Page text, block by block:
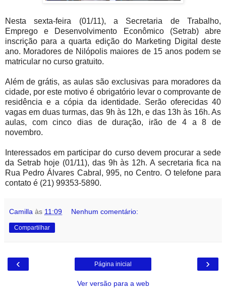
Nesta sexta-feira (01/11), a Secretaria de Trabalho,
Emprego e Desenvolvimento Econômico (Setrab) abre
inscrição para a quarta edição do Marketing Digital deste
ano. Moradores de Nilópolis maiores de 15 anos podem se
matricular no curso gratuito.
Além de grátis, as aulas são exclusivas para moradores da
cidade, por este motivo é obrigatório levar o comprovante de
residência e a cópia da identidade. Serão oferecidas 40
vagas em duas turmas, das 9h às 12h, e das 13h às 16h. As
aulas, com cinco dias de duração, irão de 4 a 8 de
novembro.
Interessados em participar do curso devem procurar a sede
da Setrab hoje (01/11), das 9h às 12h. A secretaria fica na
Rua Pedro Álvares Cabral, 995, no Centro. O telefone para
contato é (21) 99353-5890.
Camilla às 11:09 Nenhum comentário:
Compartilhar
‹ ›
Página inicial
Ver versão para a web